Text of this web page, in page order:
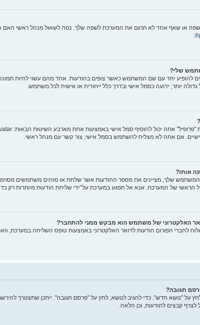
או שאף אחד לא תרגם את המערכת לשפה שלך. נסה לשאול מנהל ראשי האם
®.
שלי?
להופיע יחד עם שם המשתמש כאשר צופים בהודעות. אחד מהם עשוי להיות
יותר, ידועה כסמל אישי ובדרך כלל ייחודית או אישית לכל משתמש.
אם אתה לא מצליח להשתמש בסמל אישי, צור קשר עם מנהל ראשי.
אותו?
שלך, מציינים את מספר ההודעות אשר שלחת או מזהים משתמשים
הראשי של המערכת. אנא אל תפגע במערכת על־ידי שליחת הודעות מיותרות רק
האלקטרוני של משתמש הוא מבקש ממני להתחבר?
לחברי הפורום הודעות לדואר האלקטרוני באמצעות טופס השליחה במערכת,
תגובה?
על "נושא חדש". כדי להגיב לנושא, לחץ על "פרסם תגובה". ייתכן שתצטרך
קבצים להודעות, וכן הלאה.